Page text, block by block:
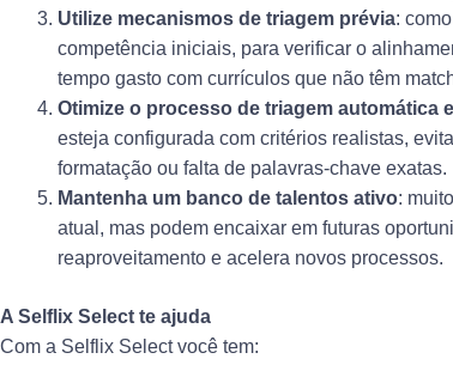
Utilize mecanismos de triagem prévia:
competência iniciais, para verificar o
tempo gasto com currículos que não têm
Otimize o processo de triagem automática
esteja configurada com critérios realistas,
formatação ou falta de palavras-chave exatas.
Mantenha um banco de talentos ativo:
atual, mas podem encaixar em futuras
reaproveitamento e acelera novos processos.
A Selflix Select te ajuda
Com a Selflix Select você tem: